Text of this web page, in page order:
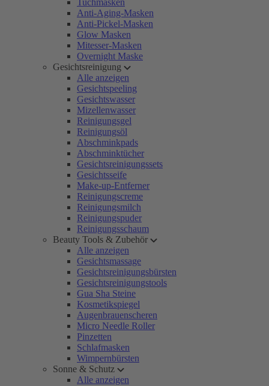
Tuchmasken
Anti-Aging-Masken
Anti-Pickel-Masken
Glow Masken
Mitesser-Masken
Overnight Maske
Gesichtsreinigung
Alle anzeigen
Gesichtspeeling
Gesichtswasser
Mizellenwasser
Reinigungsgel
Reinigungsöl
Abschminkpads
Abschminktücher
Gesichtsreinigungssets
Gesichtsseife
Make-up-Entferner
Reinigungscreme
Reinigungsmilch
Reinigungspuder
Reinigungsschaum
Beauty Tools & Zubehör
Alle anzeigen
Gesichtsmassage
Gesichtsreinigungsbürsten
Gesichtsreinigungstools
Gua Sha Steine
Kosmetikspiegel
Augenbrauenscheren
Micro Needle Roller
Pinzetten
Schlafmasken
Wimpernbürsten
Sonne & Schutz
Alle anzeigen